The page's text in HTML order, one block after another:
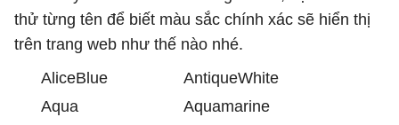
thử từng tên để biết màu sắc chính xác sẽ hiển thị
trên trang web như thế nào nhé.
AliceBlue
AntiqueWhite
Aqua
Aquamarine